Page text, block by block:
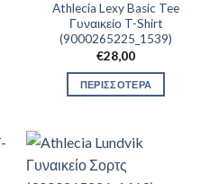
Athlecia Lexy Basic Tee
Γυναικείο T-Shirt
(9000265225_1539)
€28,00
ΠΕΡΙΣΣΟΤΕΡΑ